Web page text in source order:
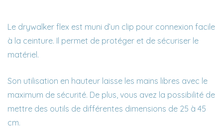
Le drywalker flex est muni d’un clip pour connexion facile
à la ceinture. Il permet de protéger et de sécuriser le
matériel.
Son utilisation en hauteur laisse les mains libres avec le
maximum de sécurité. De plus, vous avez la possibilité de
mettre des outils de différentes dimensions de 25 à 45
cm.